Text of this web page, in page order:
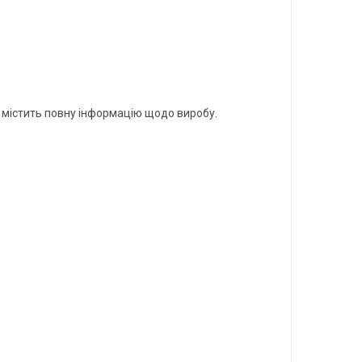
повну інформацію щодо виробу.